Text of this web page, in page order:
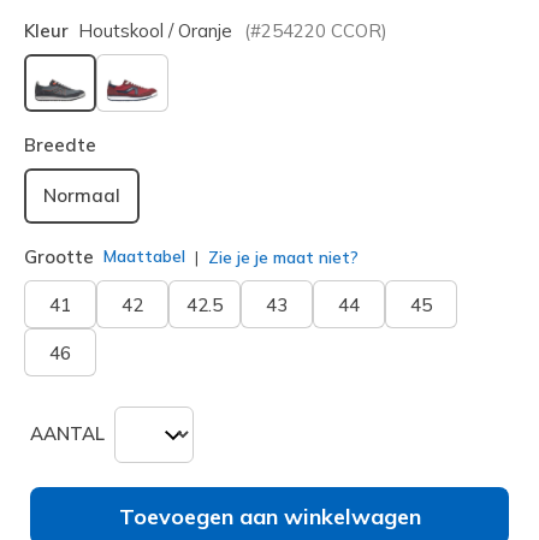
Kleur Houtskool / Oranje (#254220 CCOR)
geselecteerd
Breedte
Normaal
Grootte Maattabel Zie je je maat niet?
41 42 42.5 43 44 45
46
AANTAL
Toevoegen aan winkelwagen